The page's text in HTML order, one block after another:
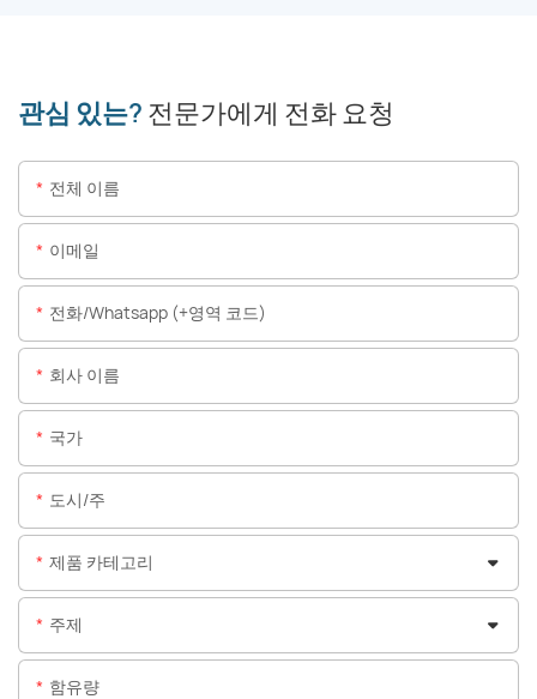
관심 있는? 전문가에게 전화 요청
전체 이름
이메일
전화/whatsapp (+영역 코드)
회사 이름
국가
도시/주
제품 카테고리
주제
함유량